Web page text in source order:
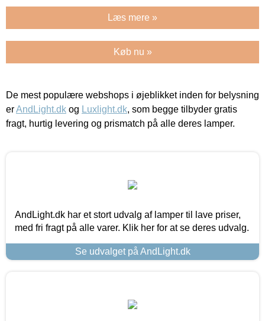
Læs mere »
Køb nu »
De mest populære webshops i øjeblikket inden for belysning
erAndLight.dk og Luxlight.dk, som begge tilbyder gratis
fragt, hurtig levering og prismatch på alle deres lamper.
AndLight.dk har et stort udvalg af lamper til lave priser,
med fri fragt på alle varer. Klik her for at se deres udvalg.
Se udvalget på AndLight.dk